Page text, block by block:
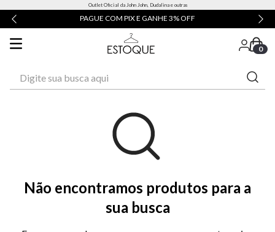
Outlet Oficial da John John, Dudalina e outras
PAGUE COM PIX E GANHE 3% OFF
0
Não encontramos produtos para a
sua busca